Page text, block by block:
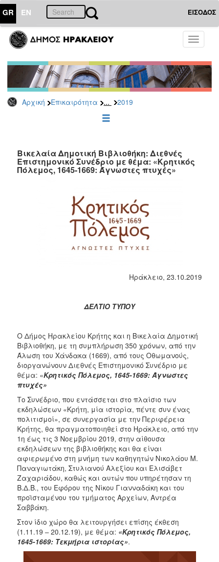
GR EN ΕΙΣΟΔΟΣ
Toggle
Αρχική Επικαιρότητα ... 2019
ΕΠΙΚΑΙΡΟΤΗΤΑ
Τύπου
Αρχείο
2026
2025
2022
2021
ΔΗΜΟΤΗΣ
ΕΠΙΣΚΕΠΤΗΣ
ΗΡΑΚΛΕΙΟ
Βικελαία Δημοτική Βιβλιοθήκη: Διεθνές
Επιστημονικό Συνέδριο με θέμα: «Κρητικός
Πόλεμος, 1645-1669: Άγνωστες πτυχές»
Ηράκλειο, 23.10.2019
ΔΕΛΤΙΟ ΤΥΠΟΥ
Ο Δήμος Ηρακλείου Κρήτης και η Βικελαία Δημοτική
Βιβλιοθήκη, με τη συμπλήρωση 350 χρόνων, από την
Άλωση του Χάνδακα (1669), από τους Οθωμανούς,
διοργανώνουν Διεθνές Επιστημονικό Συνέδριο με
θέμα: «Κρητικός Πόλεμος, 1645-1669: Άγνωστες
πτυχές»
Το Συνέδριο, που εντάσσεται στο πλαίσιο των
εκδηλώσεων «Κρήτη, μία ιστορία, πέντε συν ένας
πολιτισμοί», σε συνεργασία με την Περιφέρεια
Κρήτης, θα πραγματοποιηθεί στο Ηράκλειο, από την
1η έως τις 3 Νοεμβρίου 2019, στην αίθουσα
εκδηλώσεων της βιβλιοθήκης και θα είναι
αφιερωμένο στη μνήμη των καθηγητών Νικολάου Μ.
Παναγιωτάκη, Στυλιανού Αλεξίου και Ελισάβετ
Ζαχαριάδου, καθώς και αυτών που υπηρέτησαν τη
Β.Δ.Β., του Εφόρου της Νίκου Γιανναδάκη και του
προϊσταμένου του τμήματος Αρχείων, Αντρέα
Σαββάκη.
Στον ίδιο χώρο θα λειτουργήσει επίσης έκθεση
(1.11.19 – 20.12.19), με θέμα: «Κρητικός Πόλεμος,
1645-1669: Τεκμήρια ιστορίας».